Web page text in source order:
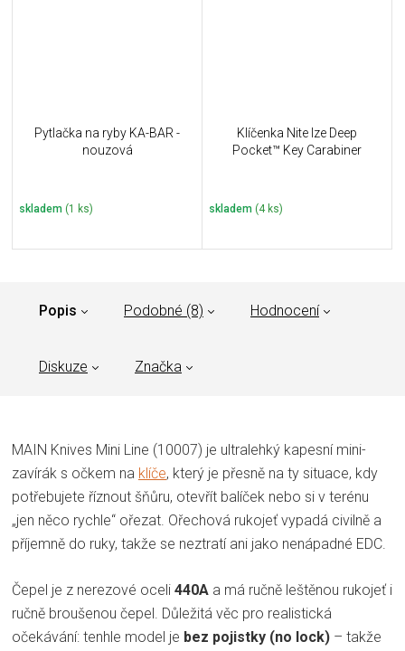
Pytlačka na ryby KA-BAR -
nouzová
skladem (1 ks)
Klíčenka Nite Ize Deep
Pocket™ Key Carabiner
skladem (4 ks)
Popis Podobné (8) Hodnocení
Diskuze Značka
MAIN Knives Mini Line (10007) je ultralehký kapesní mini-
zavírák s očkem na klíče, který je přesně na ty situace, kdy
potřebujete říznout šňůru, otevřít balíček nebo si v terénu
„jen něco rychle“ ořezat. Ořechová rukojeť vypadá civilně a
příjemně do ruky, takže se neztratí ani jako nenápadné EDC.
Čepel je z nerezové oceli 440A a má ručně leštěnou rukojeť i
ručně broušenou čepel. Důležitá věc pro realistická
očekávání: tenhle model je bez pojistky (no lock) – takže